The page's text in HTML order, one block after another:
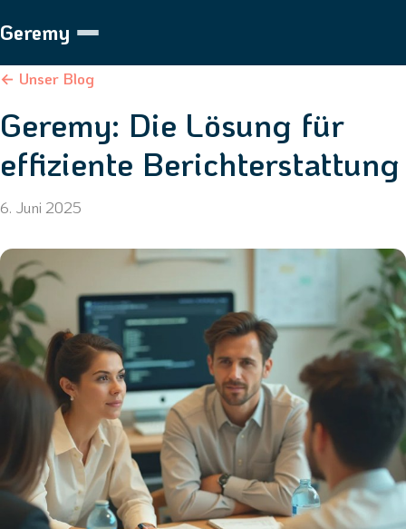
Geremy
← Unser Blog
Geremy: Die Lösung für
effiziente Berichterstattung
6. Juni 2025